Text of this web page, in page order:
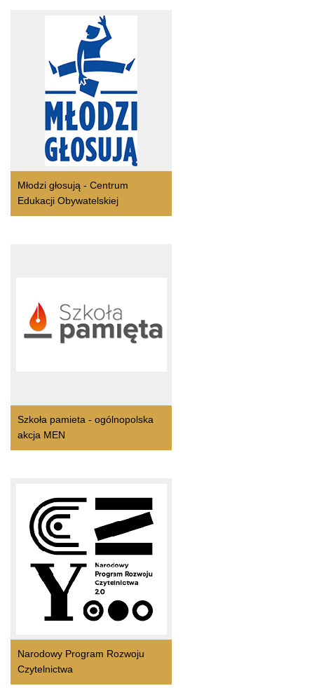
Młodzi głosują - Centrum
Edukacji Obywatelskiej
Szkoła pamieta - ogólnopolska
akcja MEN
Narodowy Program Rozwoju
Czytelnictwa